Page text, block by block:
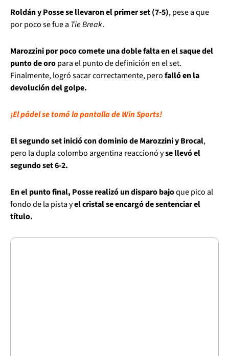
Roldán y Posse se llevaron el primer set (7-5), pese a que
por poco se fue a Tie Break.
Marozzini por poco comete una doble falta en el saque del
punto de oropara el punto de definición en el set.
Finalmente, logró sacar correctamente, perofalló en la
devolución del golpe.
¡El pádel se tomó la pantalla de Win Sports!
El segundo set inició con dominio de Marozzini y Brocal,
pero la dupla colombo argentina reaccionó yse llevó el
segundo set 6-2.
En el punto final, Posse realizó un disparo bajoque pico al
fondo de la pista yel cristal se encargó de sentenciar el
título.